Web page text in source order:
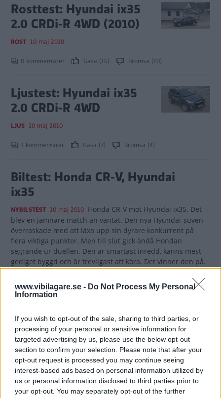
www.vibilagare.se - Do Not Process My Personal
Information
If you wish to opt-out of the sale, sharing to third parties, or
processing of your personal or sensitive information for
targeted advertising by us, please use the below opt-out
section to confirm your selection. Please note that after your
opt-out request is processed you may continue seeing
interest-based ads based on personal information utilized by
us or personal information disclosed to third parties prior to
your opt-out. You may separately opt-out of the further
Rosttest: Hyundai ix35
2.0 CRDi-R 4WD (2010)
ROST 10 maj 2010
0 kommentarer Gasa (16) Bromsa (10)
Ljustest: Hyundai ix35
2.0 CRDi-R 4WD
LJUS 10 maj 2010
1 kommentarer Gasa (7) Bromsa (4)
Biltest: Honda CR-V, Hyundai
ix35
NYBILSTEST 10 maj 2010 Honda CR-V mot Hyundai ix35. Det
blev en jämnare match än väntat. Den nya Hyundai-suven
överraskade med att läxa upp sin dyrare konkurrent på
flera viktiga punkter. Men till slut gick ändå Hondan
segrande ur duellen. Den är smartast inredd, känns mest
gediget byggd och är trevligast att köra. Det vinner den på.
Provkörning: Hyundai ix35 4WD
2.0 CRDi-R
PROVKÖRNING 24 februari 2010 Nu ersätts Tucson av Hyundai
ix35. Och det är en växling som heter duga. Nykomlingen är
betydligt spänstigare, rymligare, roligare och
0 kommentarer Gasa (20) Bromsa (18)